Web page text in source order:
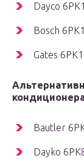
Dayco
Bosch
Gates
Bautler
Dayko